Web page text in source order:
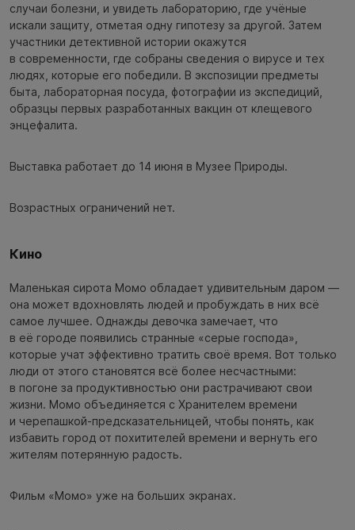
случаи болезни, и увидеть лабораторию, где учёные
искали защиту, отметая одну гипотезу за другой. Затем
участники детективной истории окажутся
в современности, где собраны сведения о вирусе и тех
людях, которые его победили. В экспозиции предметы
быта, лабораторная посуда, фотографии из экспедиций,
образцы первых разработанных вакцин от клещевого
энцефалита.
Выставка работает до 14 июня в Музее Природы.
Возрастных ограничений нет.
Кино
Маленькая сирота Момо обладает удивительным даром —
она может вдохновлять людей и пробуждать в них всё
самое лучшее. Однажды девочка замечает, что
в её городе появились странные «серые господа»,
которые учат эффективно тратить своё время. Вот только
люди от этого становятся всё более несчастными:
в погоне за продуктивностью они растрачивают свои
жизни. Момо объединяется с Хранителем времени
и черепашкой-предсказательницей, чтобы понять, как
избавить город от похитителей времени и вернуть его
жителям потерянную радость.
Фильм «Момо» уже на больших экранах.